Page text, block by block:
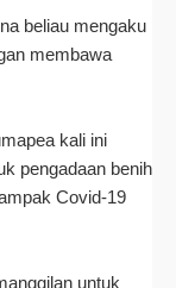
beliau mengaku
membawa
kali ini
pengadaan benih
Covid-19
untuk